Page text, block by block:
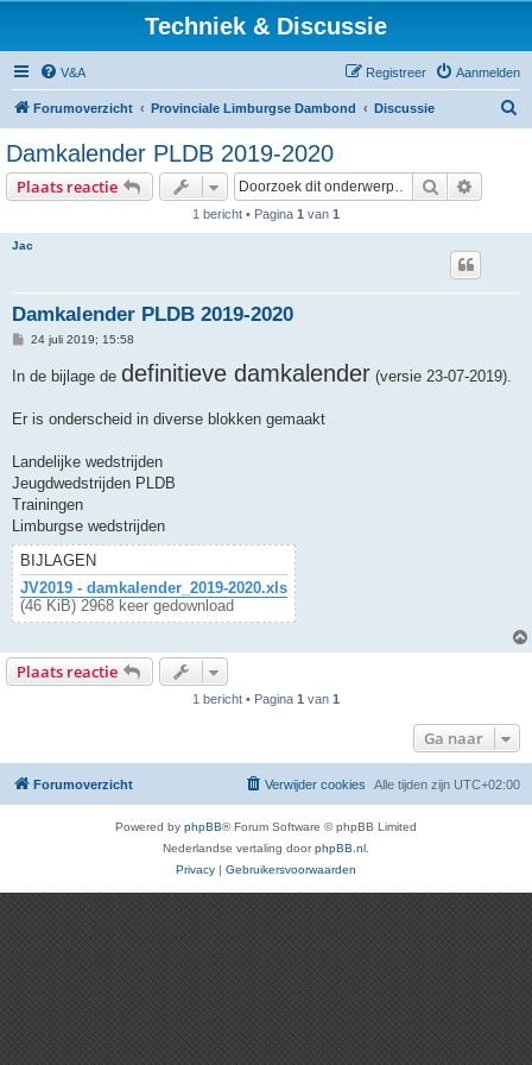
Techniek & Discussie
V&A Aanmelden
Registreer
Forumoverzicht Provinciale Limburgse Dambond Discussie
Damkalender PLDB 2019-2020
Plaats reactie Zoek
1 bericht • Pagina 1 van 1
Jac
Damkalender PLDB 2019-2020
B
t
24 juli 2019; 15:58
In de bijlage de definitieve damkalender (versie 23-07-2019).
Er is onderscheid in diverse blokken gemaakt
Landelijke wedstrijden
Jeugdwedstrijden PLDB
Trainingen
Limburgse wedstrijden
BIJLAGEN
JV2019 - damkalender_2019-2020.xls
(46 KiB) 2968 keer gedownload
Plaats reactie
1 bericht • Pagina 1 van 1
Ga naar
Forumoverzicht Alle tijden zijn UTC+02:00
Verwijder cookies
Powered by phpBB® Forum Software © phpBB Limited
Nederlandse vertaling doorphpBB.nl
Privacy | Gebruikersvoorwaarden